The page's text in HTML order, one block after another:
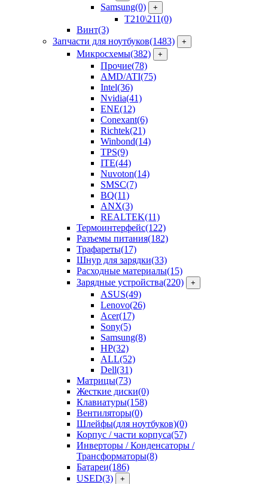
Samsung(0) +
T210\211(0)
Винт(3)
Запчасти для ноутбуков(1483) +
Микросхемы(382) +
Прочие(78)
AMD/ATI(75)
Intel(36)
Nvidia(41)
ENE(12)
Conexant(6)
Richtek(21)
Winbond(14)
TPS(9)
ITE(44)
Nuvoton(14)
SMSC(7)
BQ(11)
ANX(3)
REALTEK(11)
Термоинтерфейс(122)
Разъемы питания(182)
Трафареты(17)
Шнур для зарядки(33)
Расходные материалы(15)
Зарядные устройства(220) +
ASUS(49)
Lenovo(26)
Acer(17)
Sony(5)
Samsung(8)
HP(32)
ALL(52)
Dell(31)
Матрицы(73)
Жесткие диски(0)
Клавиатуры(158)
Вентиляторы(0)
Шлейфы(для ноутбуков)(0)
Корпус / части корпуса(57)
Инверторы / Конденсаторы /
Трансформаторы(8)
Батареи(186)
USED(3) +